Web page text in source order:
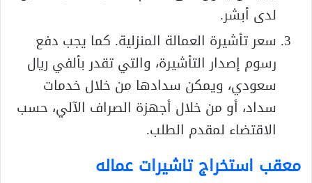
لدى أبشر.
سعر تأشيرة العمالة المنزلية. كما يجب دفع
رسوم إصدار التأشيرة، والتي تقدر بألفي ريال
سعودي، ويمكن سدادها من خلال خدمات
سداد، أو من خلال أجهزة الصراف الآلي، حسب
الاقتضاء لمقدم الطلب.
معقب استخراج تاشيرات عماله